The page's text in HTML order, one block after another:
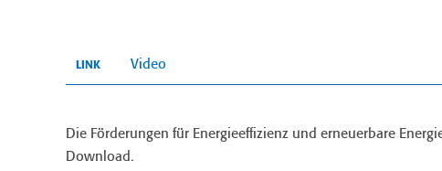
LINK Video
Die Förderungen für Energieeffizienz und erneuerbare
Download.